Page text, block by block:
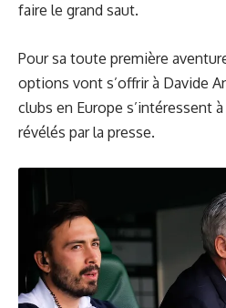
faire le grand saut.
Pour sa toute première
options vont s’offrir à Davide
clubs en Europe s’intéressent
révélés par la presse.